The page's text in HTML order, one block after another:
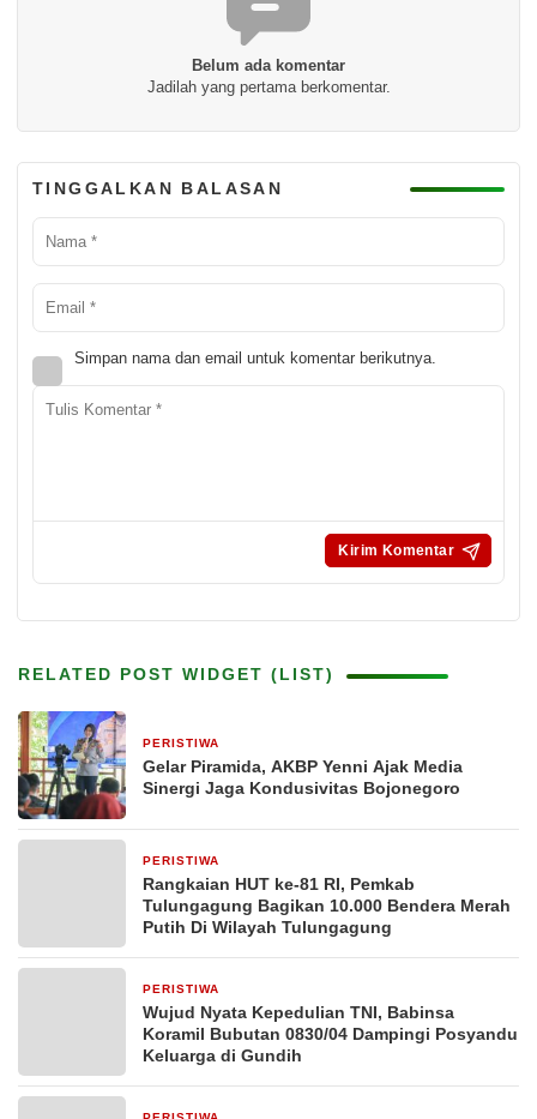
Belum ada komentar
Jadilah yang pertama berkomentar.
TINGGALKAN BALASAN
Simpan nama dan email untuk komentar berikutnya.
RELATED POST WIDGET (LIST)
PERISTIWA
Gelar Piramida, AKBP Yenni Ajak Media
Sinergi Jaga Kondusivitas Bojonegoro
PERISTIWA
Rangkaian HUT ke-81 RI, Pemkab
Tulungagung Bagikan 10.000 Bendera Merah
Putih Di Wilayah Tulungagung
PERISTIWA
Wujud Nyata Kepedulian TNI, Babinsa
Koramil Bubutan 0830/04 Dampingi Posyandu
Keluarga di Gundih